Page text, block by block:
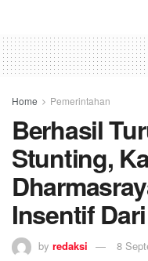
Home Pemerintahan
Berhasil
Stunting,
Insentif
by redaksi 8